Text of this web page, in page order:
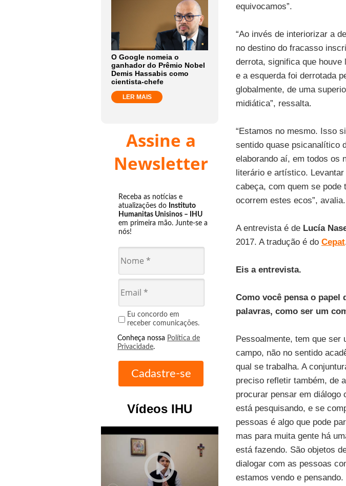
O Google nomeia o
ganhador do Prêmio Nobel
Demis Hassabis como
cientista-chefe
LER MAIS
Assine a
Newsletter
Receba as notícias e
atualizações do Instituto
Humanitas Unisinos – IHU
em primeira mão. Junte-se a
nós!
Eu concordo em
receber comunicações.
Conheça nossa Política de
Privacidade.
Vídeos IHU
play_circle_outline
equivocamos”.
“Ao invés de interiorizar a
no destino do fracasso
derrota, significa que
e a esquerda foi derrotada
globalmente, de uma
midiática”, ressalta.
“Estamos no mesmo. Isso
sentido quase psicanalítico
elaborando aí, em todos os
literário e artístico.
cabeça, com quem se pode
ocorrem estes ecos”, avalia.
A entrevista é de Lucía
2017. A tradução é do Cepat
Eis a entrevista.
Como você pensa o
palavras, como ser um
Pessoalmente, tem que ser
campo, não no sentido
qual se trabalha. A
preciso refletir também, de
procurar pensar em diálogo
está pesquisando, e se
pessoas é algo que pode
mas para muita gente há
está fazendo. São objetos
dialogar com as pessoas
estamos vendo e pensando.